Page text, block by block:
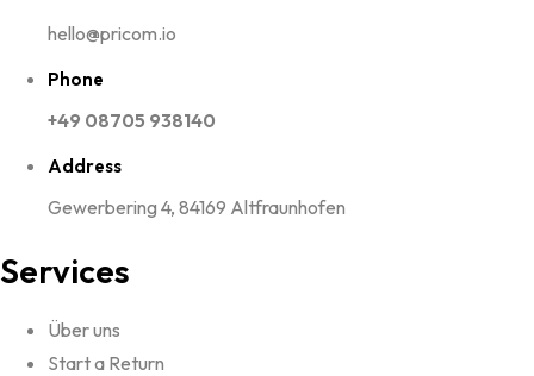
hello@pricom.io
Phone
+49 08705 938140
Address
Gewerbering 4, 84169 Altfraunhofen
Services
Über uns
Start a Return